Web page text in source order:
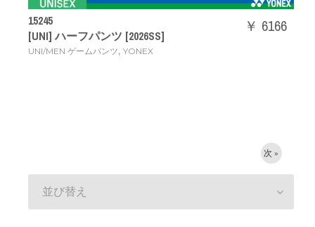
15245
[UNI] ハーフパンツ [2026SS]
UNI/MEN ゲームパンツ, YONEX
￥ 6166
次 »
並び替え